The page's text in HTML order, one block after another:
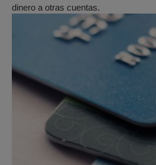
dinero a otras cuentas.